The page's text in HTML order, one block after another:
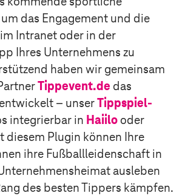
das Engagement und die
Intranet oder in der
Ihres Unternehmens zu
haben wir gemeinsam
Tippevent.de das
– unserTippspiel-
integrierbar in Haiilooder
diesem Plugin können Ihre
ihre Fußballleidenschaft in
ausleben
des besten Tippers kämpfen.